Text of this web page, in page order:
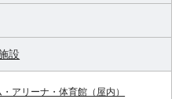
設
・アリーナ・体育館（屋内）